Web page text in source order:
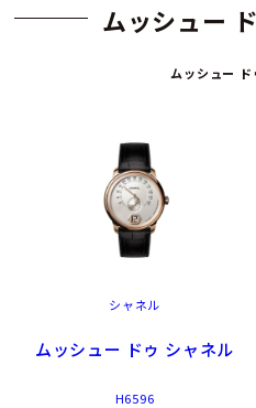
ムッシュー
ムッシュー
シャネル
ムッシュー ドゥ シャネル
H6596